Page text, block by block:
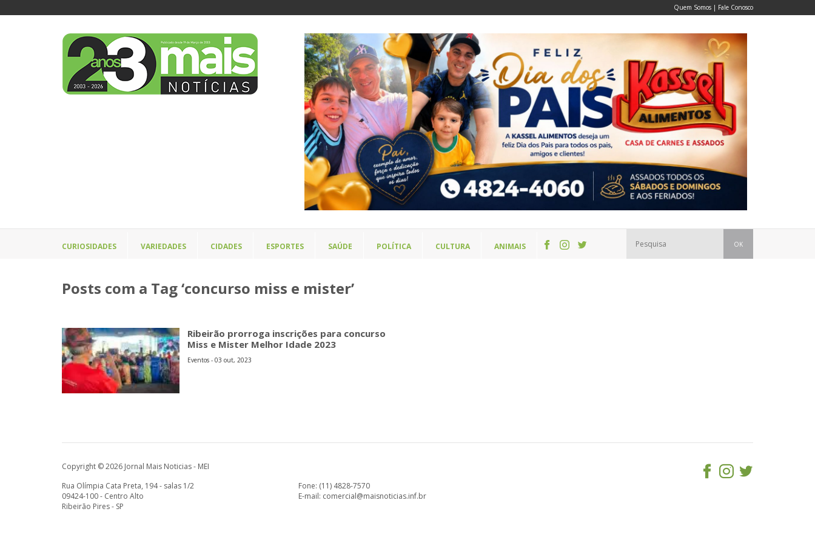
Quem Somos | Fale Conosco
CURIOSIDADES VARIEDADES CIDADES ESPORTES SAÚDE POLÍTICA CULTURA ANIMAIS OK
Posts com a Tag ‘concurso miss e mister’
Ribeirão prorroga inscrições para concurso
Miss e Mister Melhor Idade 2023
Eventos - 03 out, 2023
Copyright © 2026 Jornal Mais Noticias - MEI
Rua Olímpia Cata Preta, 194 - salas 1/2
09424-100 - Centro Alto
Ribeirão Pires - SP
Fone: (11) 4828-7570
E-mail: comercial@maisnoticias.inf.br